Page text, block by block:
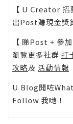
【 U Creator 招
出Post賺現金獎
【 睇Post + 參
瀏覽更多社群 打
攻略及 活動情報
U Blog開咗
Follow 我哋 ！